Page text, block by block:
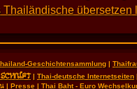
übersetzen
Geschichtensammlung|
| Thai-deutsche Internetseiten
| Presse | Thai Baht - Euro